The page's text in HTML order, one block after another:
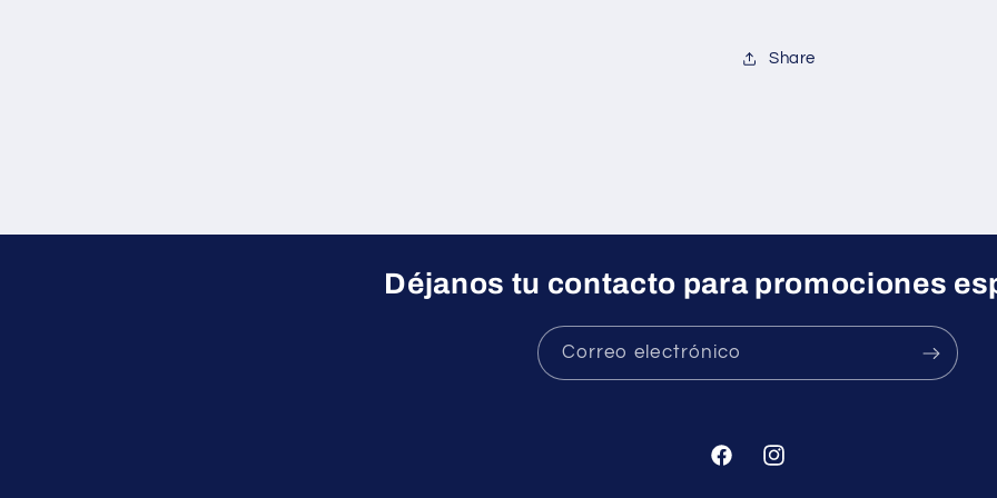
Share
Déjanos tu contacto para promociones
Correo electrónico
FacebookInstagram